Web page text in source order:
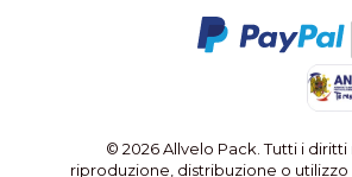
© 2026 Allvelo Pack. Tutti i diritti
riproduzione, distribuzione o